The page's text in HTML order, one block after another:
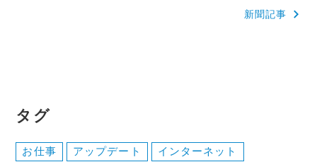
シ
ョ
新聞記事
タグ
お仕事 アップデート
インターネット